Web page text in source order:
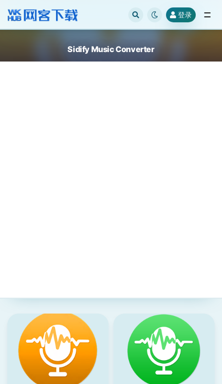
登录
Sidify Music Converter
全部